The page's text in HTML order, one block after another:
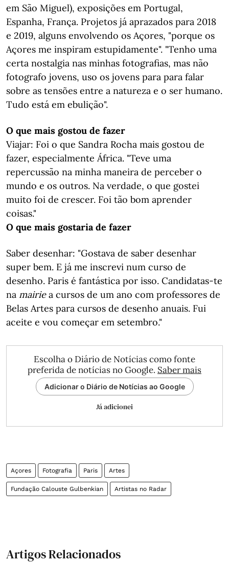
em São Miguel), exposições em Portugal,
Espanha, França. Projetos já aprazados para 2018
e 2019, alguns envolvendo os Açores, "porque os
Açores me inspiram estupidamente". "Tenho uma
certa nostalgia nas minhas fotografias, mas não
fotografo jovens, uso os jovens para para falar
sobre as tensões entre a natureza e o ser humano.
Tudo está em ebulição".
O que mais gostou de fazer
Viajar: Foi o que Sandra Rocha mais gostou de
fazer, especialmente África. "Teve uma
repercussão na minha maneira de perceber o
mundo e os outros. Na verdade, o que gostei
muito foi de crescer. Foi tão bom aprender
coisas."
O que mais gostaria de fazer
Saber desenhar: "Gostava de saber desenhar
super bem. E já me inscrevi num curso de
desenho. Paris é fantástica por isso. Candidatas-te
na mairiea cursos de um ano com professores de
Belas Artes para cursos de desenho anuais. Fui
aceite e vou começar em setembro."
Escolha o Diário de Notícias como fonte
preferida de notícias no Google. Saber mais
Adicionar o Diário de Notícias ao Google
Já adicionei
Açores Fotografia Paris Artes
Fundação Calouste Gulbenkian Artistas no Radar
Artigos Relacionados